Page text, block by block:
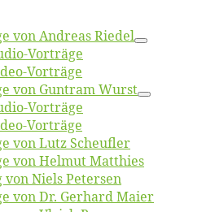
von An­dre­as Riedel
Vor­trä­ge
Vor­trä­ge
von Gun­tram Wurst
Vor­trä­ge
Vor­trä­ge
von Lutz Scheufler
von Hel­mut Matthies
von Niels Petersen
von Dr. Ger­hard Maier